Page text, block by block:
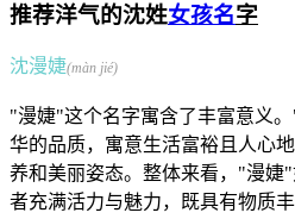
推荐洋气的沈姓女孩名字
沈漫婕(màn jié)
"漫婕"这个名字寓含了丰富意义
华的品质，寓意生活富裕且人心
养和美丽姿态。整体来看，"漫婕
者充满活力与魅力，既具有物质